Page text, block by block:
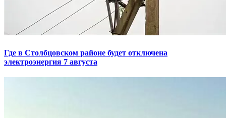
Где в Столбцовском районе будет отключена
электроэнергия 7 августа